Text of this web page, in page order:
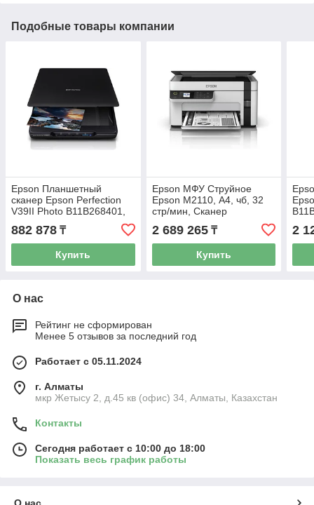
Подобные товары компании
Epson Планшетный
сканер Epson Perfection
V39II Photo B11B268401,
А4, питание от micro-USB,
LED, 4800 dpi
882 878 ₸
Купить
Epson МФУ Струйное
Epson M2110, А4, чб, 32
стр/мин, Сканер
Ethernet, C11CJ19401
2 689 265₸
Купить
DPI
2
О нас
Рейтинг не сформирован
Менее 5 отзывов за последний год
Работает с 05.11.2024
г. Алматы
мкр Жетысу 2, д.45 кв (офис) 34, Алматы, Казахстан
Контакты
Сегодня работает с 10:00 до 18:00
Показать весь график работы
О нас